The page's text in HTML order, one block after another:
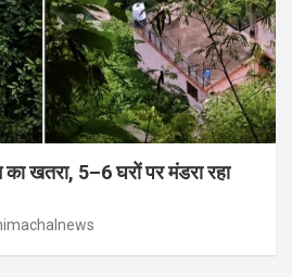
खतरा, 5–6 घरों पर मंडरा रहा